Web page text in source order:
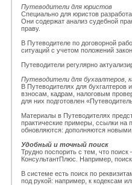
Путеводители для юристов
Специально для юристов
Они содержат анализ судебной
праву.
В Путеводителе по договорной
ситуаций с учетом положений
Путеводители регулярно
Путеводители для бухгалтеров,
В Путеводителях для
взносам, кадрам, налоговым
для них подготовлен
Материалы в Путеводителях
практические примеры, ссылки на
обновляются: дополняются новыми
Удобный и точный поиск
Трудно поспорить с тем, что
КонсультантПлюс. Например,
В системе есть поиск по
под рукой: например, к кодексам